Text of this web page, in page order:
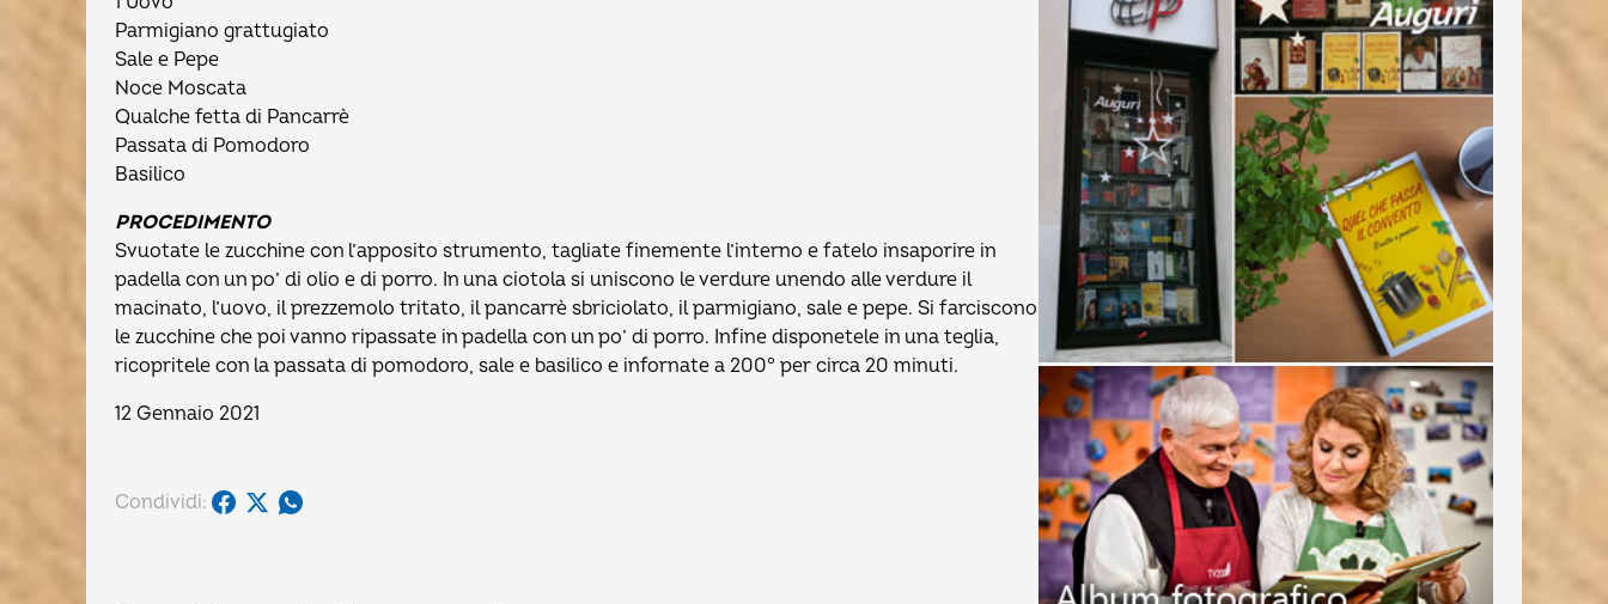
Parmigiano grattugiato
Sale e Pepe
Noce Moscata
Qualche fetta di Pancarrè
Passata di Pomodoro
Basilico
PROCEDIMENTO
Svuotate le zucchine con l’apposito strumento, tagliate finemente l’interno e fatelo insaporire in
padella con un po’ di olio e di porro. In una ciotola si uniscono le verdure unendo alle verdure il
macinato, l’uovo, il prezzemolo tritato, il pancarrè sbriciolato, il parmigiano, sale e pepe. Si farciscono
le zucchine che poi vanno ripassate in padella con un po’ di porro. Infine disponetele in una teglia,
ricopritele con la passata di pomodoro, sale e basilico e infornate a 200° per circa 20 minuti.
12 Gennaio 2021
Condividi: